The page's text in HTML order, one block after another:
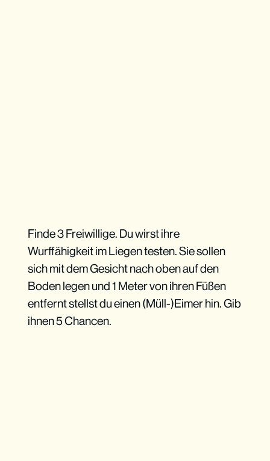
Finde 3 Freiwillige. Du wirst ihre
Wurffähigkeit im Liegen testen. Sie sollen
sich mit dem Gesicht nach oben auf den
Boden legen und 1 Meter von ihren Füßen
entfernt stellst du einen (Müll-)Eimer hin. Gib
ihnen 5 Chancen.